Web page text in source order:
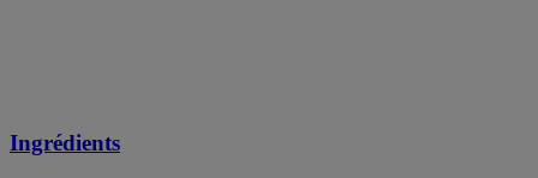
Ingrédients